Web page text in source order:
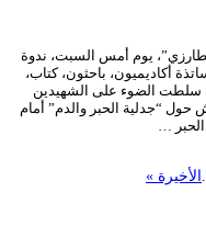
يوم أمس السبت، ندوة
أكاديميون، باحثون، كتاب،
سلطت الضوء على الشهيدين
“جدلية الحبر والدم” أمام
…
الأخيرة »